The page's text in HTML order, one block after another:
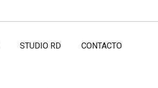
STUDIO RD CONTACTO